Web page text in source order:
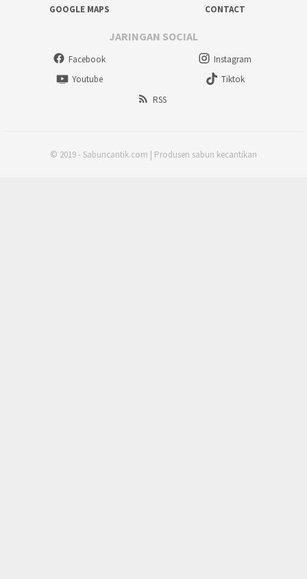
GOOGLE MAPS
CONTACT
JARINGAN SOCIAL
Facebook
Instagram
Youtube
Tiktok
RSS
© 2019 - Sabuncantik.com | Produsen sabun kecantikan